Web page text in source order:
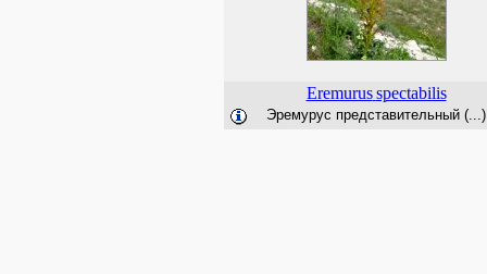
Eremurus spectabilis
Эремурус представительный (...)